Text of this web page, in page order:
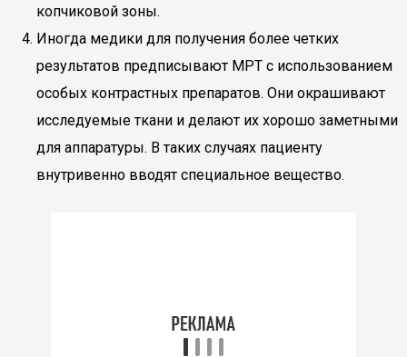
копчиковой зоны.
Иногда медики для получения более четких
результатов предписывают МРТ с использованием
особых контрастных препаратов. Они окрашивают
исследуемые ткани и делают их хорошо заметными
для аппаратуры. В таких случаях пациенту
внутривенно вводят специальное вещество.